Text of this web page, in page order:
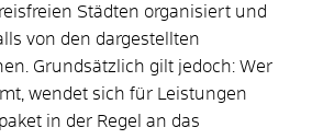
Städten organisiert und
von den dargestellten
Grundsätzlich gilt jedoch: Wer
wendet sich für Leistungen
in der Regel an das